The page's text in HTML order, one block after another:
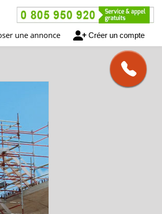
une annonce Créer un compte